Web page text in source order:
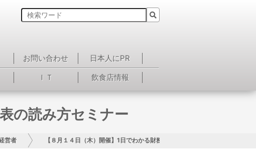
お問い合わせ
日本人にPR
ＩＴ 飲食店情報
の読み方セミナー
営者 【８月１４日（木）開催】1日でわかる財務諸表の読み方セミナー